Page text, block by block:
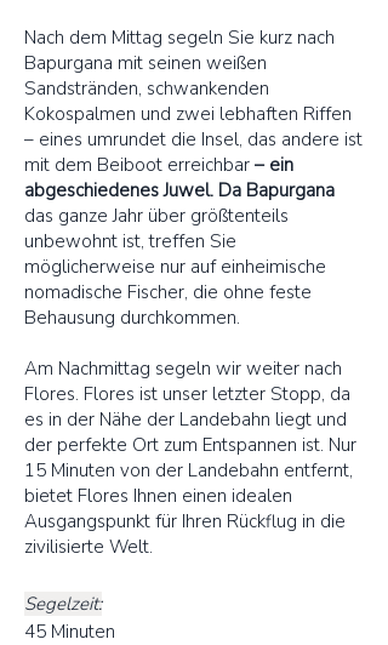
Nach dem Mittag segeln Sie kurz nach
Bapurgana mit seinen weißen
Sandstränden, schwankenden
Kokospalmen und zwei lebhaften Riffen
– eines umrundet die Insel, das andere ist
mit dem Beiboot erreichbar – ein
abgeschiedenes Juwel. Da Bapurgana
das ganze Jahr über größtenteils
unbewohnt ist, treffen Sie
möglicherweise nur auf einheimische
nomadische Fischer, die ohne feste
Behausung durchkommen.
Am Nachmittag segeln wir weiter nach
Flores. Flores ist unser letzter Stopp, da
es in der Nähe der Landebahn liegt und
der perfekte Ort zum Entspannen ist. Nur
15 Minuten von der Landebahn entfernt,
bietet Flores Ihnen einen idealen
Ausgangspunkt für Ihren Rückflug in die
zivilisierte Welt.
Segelzeit:
45 Minuten